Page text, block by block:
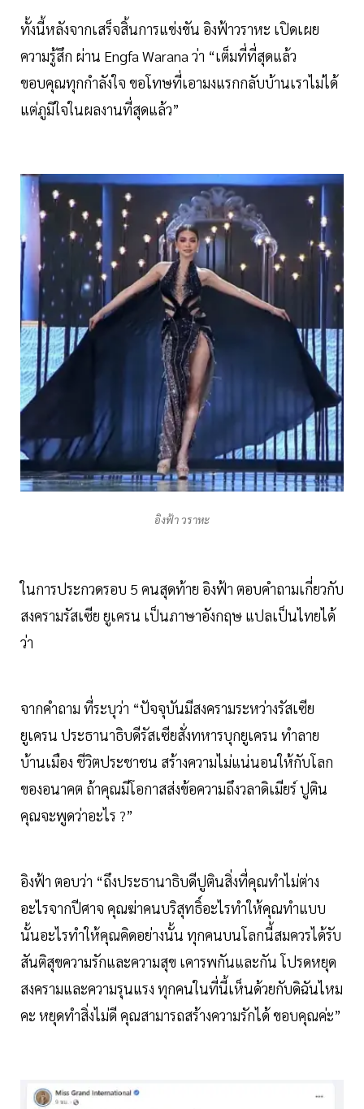
ทั้งนี้หลังจากเสร็จสิ้นการแข่งขัน อิงฟ้าวราหะ เปิดเผย
ความรู้สึก ผ่าน Engfa Warana ว่า “เต็มที่ที่สุดแล้ว
ขอบคุณทุกกำลังใจ ขอโทษที่เอามงแรกกลับบ้านเราไม่ได้
แต่ภูมิใจในผลงานที่สุดแล้ว”
อิงฟ้า วราหะ
ในการประกวดรอบ 5 คนสุดท้าย อิงฟ้า ตอบคำถามเกี่ยวกับ
สงครามรัสเซีย ยูเครน เป็นภาษาอังกฤษ แปลเป็นไทยได้
ว่า
จากคำถาม ที่ระบุว่า “ปัจจุบันมีสงครามระหว่างรัสเซีย
ยูเครน ประธานาธิบดีรัสเซียสั่งทหารบุกยูเครน ทำลาย
บ้านเมือง ชีวิตประชาชน สร้างความไม่แน่นอนให้กับโลก
ของอนาคต ถ้าคุณมีโอกาสส่งข้อความถึงวลาดิเมียร์ ปูติน
คุณจะพูดว่าอะไร ?”
อิงฟ้า ตอบว่า “ถึงประธานาธิบดีปูตินสิ่งที่คุณทำไม่ต่าง
อะไรจากปีศาจ คุณฆ่าคนบริสุทธิ์อะไรทำให้คุณทำแบบ
นั้นอะไรทำให้คุณคิดอย่างนั้น ทุกคนบนโลกนี้สมควรได้รับ
สันติสุขความรักและความสุข เคารพกันและกัน โปรดหยุด
สงครามและความรุนแรง ทุกคนในที่นี้เห็นด้วยกับดิฉันไหม
คะ หยุดทำสิ่งไม่ดี คุณสามารถสร้างความรักได้ ขอบคุณค่ะ”